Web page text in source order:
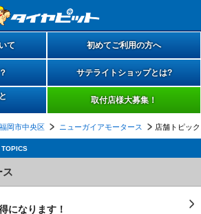
て 初めてご利用の方へ
サテライトショップとは?
取付店様大募集！
福岡市中央区 ニューガイアモータース 店舗トピッ
ス
になります！